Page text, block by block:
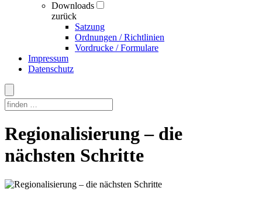
Downloads
zurück
Satzung
Ordnungen / Richtlinien
Vordrucke / Formulare
Impressum
Datenschutz
Skip
to
content
Regionalisierung – die
nächsten Schritte